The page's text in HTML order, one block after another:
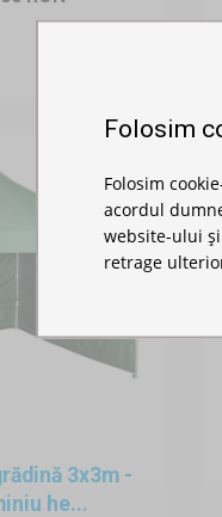
3x3m -
he...
Folosim
Folosim
acordul
website-ului
retrage